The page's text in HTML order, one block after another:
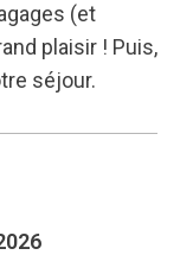
(et
plaisir ! Puis,
séjour.